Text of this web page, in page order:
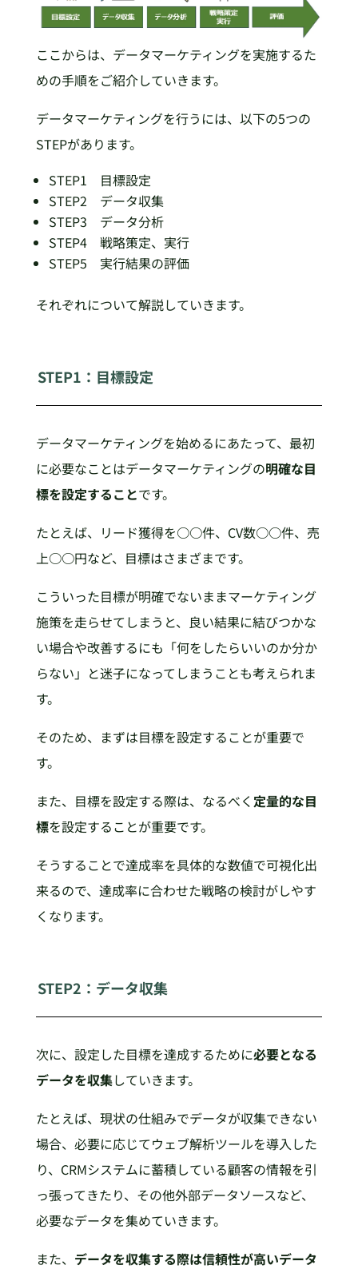
ここからは、データマーケティングを実施するた
めの手順をご紹介していきます。
データマーケティングを行うには、以下の5つの
STEPがあります。
STEP1 目標設定
STEP2 データ収集
STEP3 データ分析
STEP4 戦略策定、実行
STEP5 実行結果の評価
それぞれについて解説していきます。
STEP1：目標設定
データマーケティングを始めるにあたって、最初
に必要なことはデータマーケティングの明確な目
標を設定することです。
たとえば、リード獲得を○○件、CV数○○件、売
上○○円など、目標はさまざまです。
こういった目標が明確でないままマーケティング
施策を走らせてしまうと、良い結果に結びつかな
い場合や改善するにも「何をしたらいいのか分か
らない」と迷子になってしまうことも考えられま
す。
そのため、まずは目標を設定することが重要で
す。
また、目標を設定する際は、なるべく 定量的な目
標を設定することが重要です。
そうすることで達成率を具体的な数値で可視化出
来るので、達成率に合わせた戦略の検討がしやす
くなります。
STEP2：データ収集
次に、設定した目標を達成するために必要となる
データを収集していきます。
たとえば、現状の仕組みでデータが収集できない
場合、必要に応じてウェブ解析ツールを導入した
り、CRMシステムに蓄積している顧客の情報を引
っ張ってきたり、その他外部データソースなど、
必要なデータを集めていきます。
また、 データを収集する際は信頼性が高いデータ